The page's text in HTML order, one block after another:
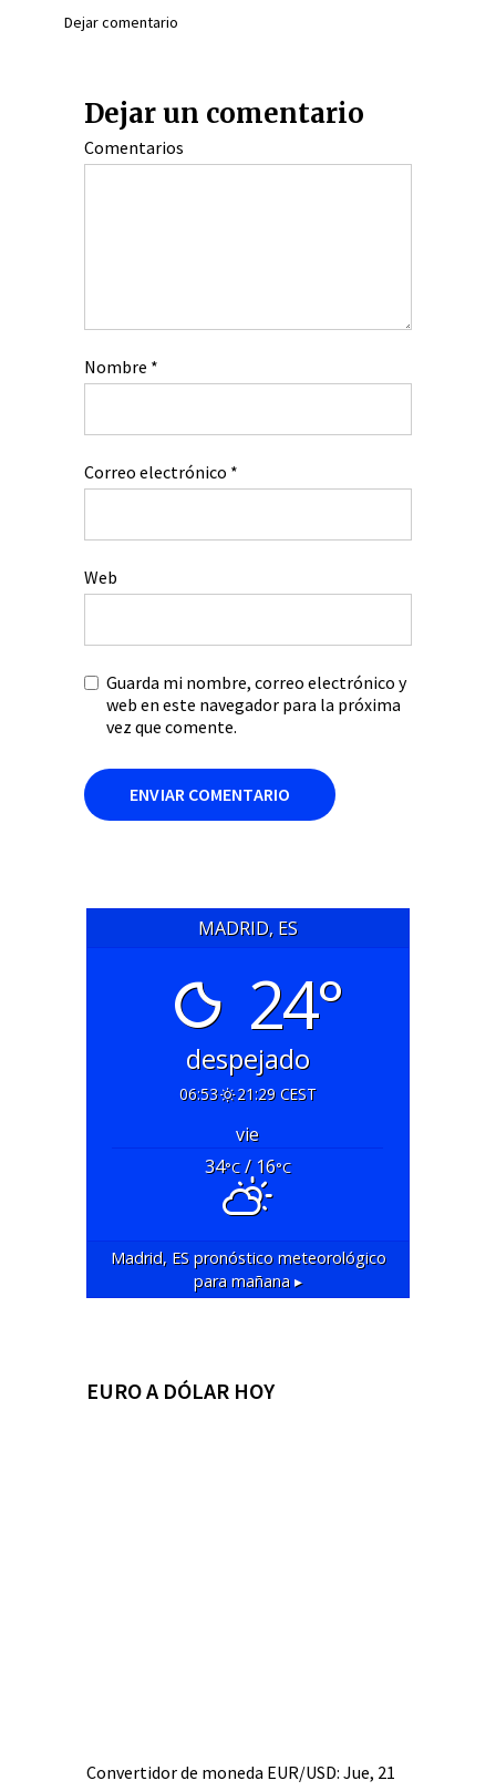
Dejar comentario
Dejar un comentario
Comentarios
Nombre *
Correo electrónico *
Web
Guarda mi nombre, correo electrónico y
web en este navegador para la próxima
vez que comente.
MADRID, ES
24°
despejado
06:53 21:29 CEST
vie
34°C/ 16°C
Madrid, ESpronóstico meteorológico
para mañana ▸
EURO A DÓLAR HOY
Convertidor de moneda EUR/USD: Jue, 21